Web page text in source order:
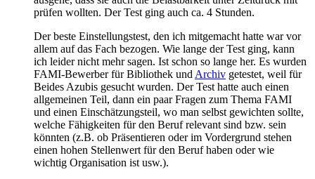
prüfen wollten. Der Test ging auch ca. 4 Stunden.
Der beste Einstellungstest, den ich mitgemacht hatte war vor
allem auf das Fach bezogen. Wie lange der Test ging, kann
ich leider nicht mehr sagen. Ist schon so lange her. Es wurden
FAMI-Bewerber für Bibliothek und Archiv getestet, weil für
Beides Azubis gesucht wurden. Der Test hatte auch einen
allgemeinen Teil, dann ein paar Fragen zum Thema FAMI
und einen Einschätzungsteil, wo man selbst gewichten sollte,
welche Fähigkeiten für den Beruf relevant sind bzw. sein
könnten (z.B. ob Präsentieren oder im Vordergrund stehen
einen hohen Stellenwert für den Beruf haben oder wie
wichtig Organisation ist usw.).